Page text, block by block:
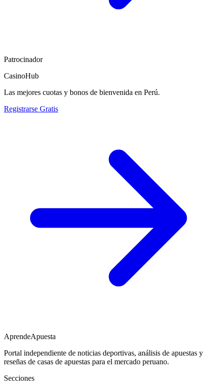
Patrocinador
CasinoHub
Las mejores cuotas y bonos de bienvenida en Perú.
Registrarse Gratis
AprendeApuesta
Portal independiente de noticias deportivas, análisis de apuestas y
reseñas de casas de apuestas para el mercado peruano.
Secciones